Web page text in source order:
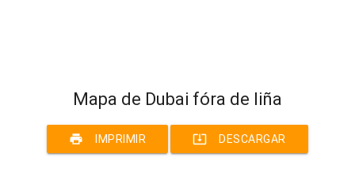
Mapa de Dubai fóra de liña
print IMPRIMIR system_update_alt DESCARGAR